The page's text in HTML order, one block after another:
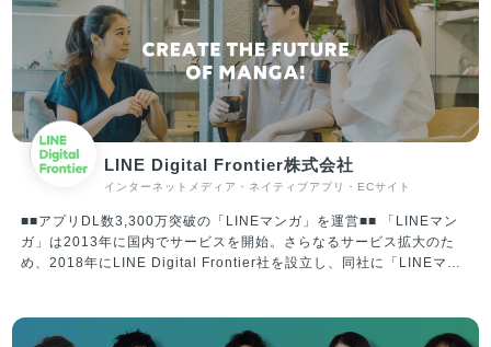
LINE Digital Frontier株式会社
インターネットメディア・ネイティブアプリ・ECサイト
■■アプリDL数3,300万突破の「LINEマンガ」を運営■■ 「LINEマン
ガ」は2013年に国内でサービスを開始。さらなるサービス拡大のた
め、2018年にLINE Digital Frontier社を設立し、同社に「LINEマン
Worldwide Service”の一員として、プラットフォームとコンテンツの